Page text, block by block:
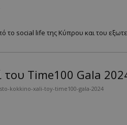
το social life της Κύπρου και του
του Time100 Gala
kokkino-xali-toy-time100-gala-2024